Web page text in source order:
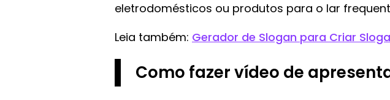
eletrodomésticos ou produtos para o lar
Leia também: Gerador de Slogan para Criar
Como fazer vídeo de